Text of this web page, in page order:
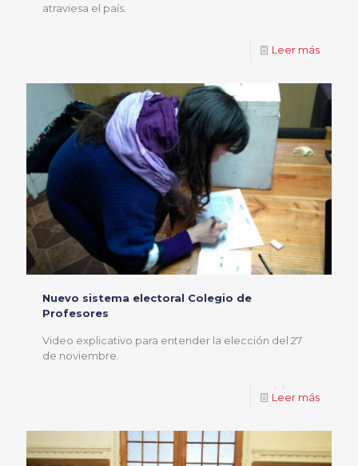
atraviesa el país.
Leer más
Nuevo sistema electoral Colegio de
Profesores
Video explicativo para entender la elección del 27
de noviembre.
Leer más